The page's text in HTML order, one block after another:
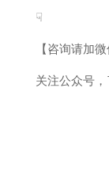
☟
【咨询请加微
关注公众号，